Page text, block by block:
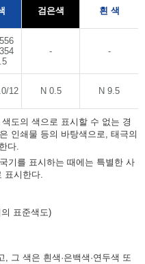
검은색 흰 색
- -
12 N 0.5 N 9.5
도의 색으로 표시할 수 없는 경
인쇄물 등의 바탕색으로, 태극의
다.
기를 표시하는 때에는 특별한 사
표시한다.
표준색도)
그 색은 흰색·은백색·연두색 또